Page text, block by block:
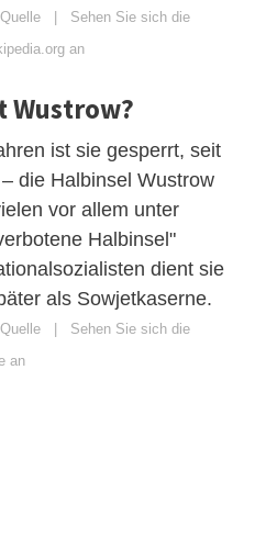
Sehen Sie sich die
an
Wustrow?
ist sie gesperrt, seit
die Halbinsel Wustrow
vor allem unter
Halbinsel"
dient sie
als Sowjetkaserne.
Sehen Sie sich die
an